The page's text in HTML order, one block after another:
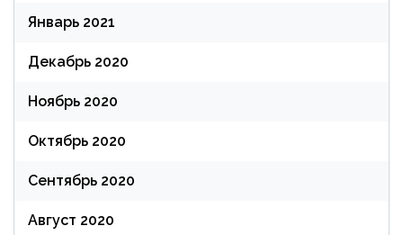
Январь 2021
Декабрь 2020
Ноябрь 2020
Октябрь 2020
Сентябрь 2020
Август 2020